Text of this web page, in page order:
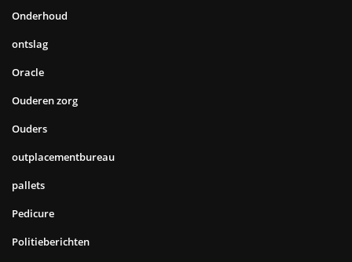
Onderhoud
ontslag
Oracle
Ouderen zorg
Ouders
outplacementbureau
pallets
Pedicure
Politieberichten